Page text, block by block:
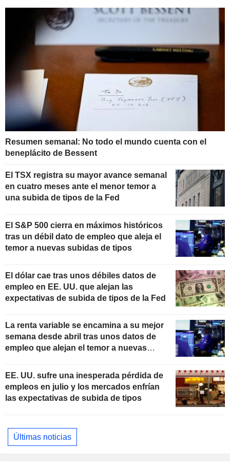
Resumen semanal: No todo el mundo cuenta con el
beneplácito de Bessent
El TSX registra su mayor avance semanal
en cuatro meses ante el menor temor a
una subida de tipos de la Fed
El S&P 500 cierra en máximos históricos
tras un débil dato de empleo que aleja el
temor a nuevas subidas de tipos
El dólar cae tras unos débiles datos de
empleo en EE. UU. que alejan las
expectativas de subida de tipos de la Fed
La renta variable se encamina a su mejor
semana desde abril tras unos datos de
empleo que alejan el temor a nuevas
EE. UU. sufre una inesperada pérdida de
empleos en julio y los mercados enfrían
las expectativas de subida de tipos
Últimas noticias